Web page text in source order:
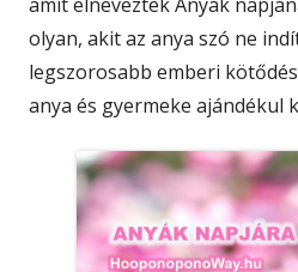
olyan, akit az anya szó ne
legszorosabb emberi
anya és gyermeke ajándékul